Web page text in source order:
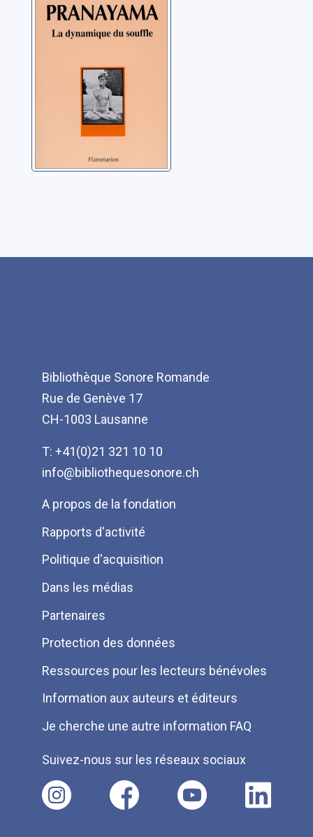
souffle
Van Lysebeth, André
Bibliothèque Sonore Romande
Rue de Genève 17
CH-1003 Lausanne
T: +41(0)21 321 10 10
info@bibliothequesonore.ch
Menu
Pied
de
page
A propos de la fondation
Rapports d'activité
Politique d'acquisition
Dans les médias
Partenaires
Protection des données
Ressources pour les lecteurs bénévoles
Information aux auteurs et éditeurs
Je cherche une autre information FAQ
Suivez-nous sur les réseaux sociaux